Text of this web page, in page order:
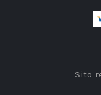
Sito